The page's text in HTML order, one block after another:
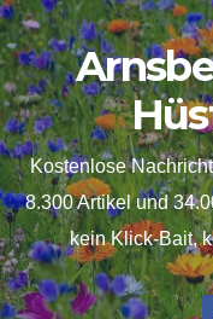
springen
Skip
to
content
Kostenlose
8.300 Artikel und
kein Klick-Bait,